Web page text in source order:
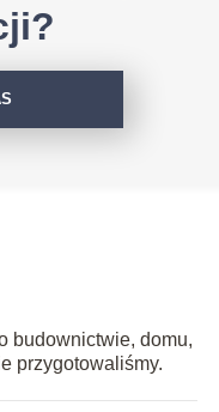
budownictwie, domu,
przygotowaliśmy.